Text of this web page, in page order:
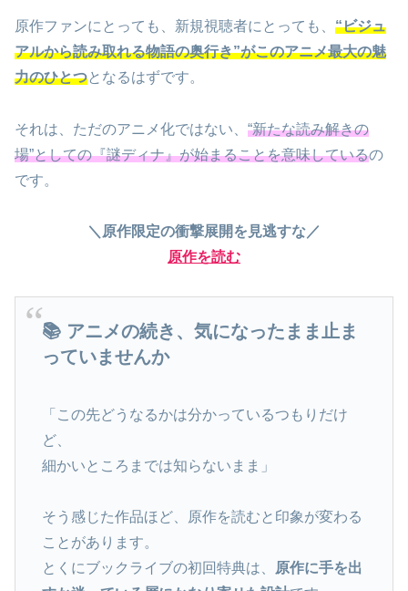
原作ファンにとっても、新規視聴者にとっても、 “ビジュ
アルから読み取れる物語の奥行き”がこのアニメ最大の魅
力のひとつとなるはずです。
それは、ただのアニメ化ではない、 “新たな読み解きの
場”としての『謎ディナ』が始まることを意味しているの
です。
＼原作限定の衝撃展開を見逃すな／
原作を読む
📚 アニメの続き、気になったまま止ま
っていませんか
「この先どうなるかは分かっているつもりだけ
ど、
細かいところまでは知らないまま」
そう感じた作品ほど、原作を読むと印象が変わる
ことがあります。
とくにブックライブの初回特典は、
原作に手を出